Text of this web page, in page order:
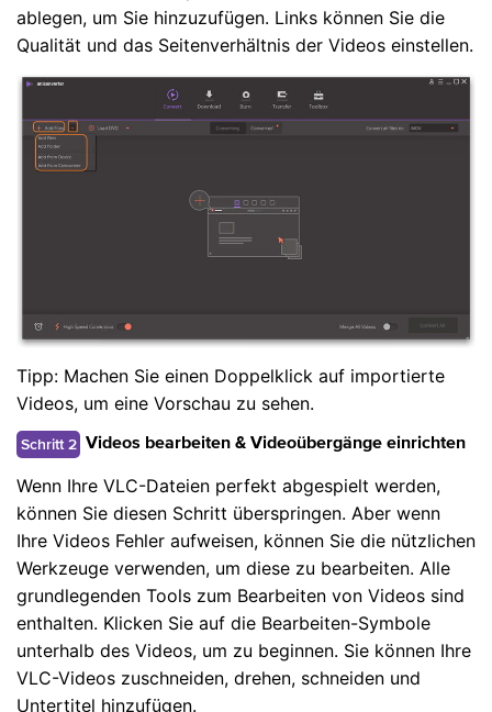
ablegen, um Sie hinzuzufügen. Links können Sie die
Qualität und das Seitenverhältnis der Videos einstellen.
Tipp: Machen Sie einen Doppelklick auf importierte
Videos, um eine Vorschau zu sehen.
Schritt 2 Videos bearbeiten & Videoübergänge einrichten
Wenn Ihre VLC-Dateien perfekt abgespielt werden,
können Sie diesen Schritt überspringen. Aber wenn
Ihre Videos Fehler aufweisen, können Sie die nützlichen
Werkzeuge verwenden, um diese zu bearbeiten. Alle
grundlegenden Tools zum Bearbeiten von Videos sind
enthalten. Klicken Sie auf die Bearbeiten-Symbole
unterhalb des Videos, um zu beginnen. Sie können Ihre
VLC-Videos zuschneiden, drehen, schneiden und
Untertitel hinzufügen.